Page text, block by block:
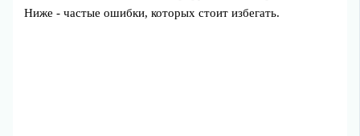
Ниже - частые ошибки, которых стоит избегать.